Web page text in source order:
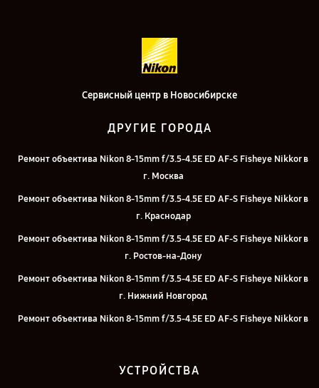
Сервисный центр в Новосибирске
ДРУГИЕ ГОРОДА
Ремонт объектива Nikon 8-15mm f/3.5-4.5E ED AF-S Fisheye Nikkor в
г. Москва
Ремонт объектива Nikon 8-15mm f/3.5-4.5E ED AF-S Fisheye Nikkor в
г. Краснодар
Ремонт объектива Nikon 8-15mm f/3.5-4.5E ED AF-S Fisheye Nikkor в
г. Ростов-на-Дону
Ремонт объектива Nikon 8-15mm f/3.5-4.5E ED AF-S Fisheye Nikkor в
г. Нижний Новгород
Ремонт объектива Nikon 8-15mm f/3.5-4.5E ED AF-S Fisheye Nikkor в
г. Екатеринбург
УСТРОЙСТВА